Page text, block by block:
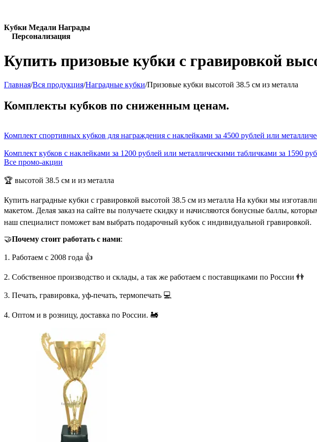
Кубки Медали Награды
Персонализация
Купить призовые кубки с гравировкой
Главная/Вся продукция/Наградные кубки/Призовые кубки высотой 38.5 см из металла
Комплекты кубков по сниженным ценам.
Комплект спортивных кубков для награждения с наклейками за 4500 рублей или
Комплект кубков с наклейками за 1200 рублей или металлическими табличками за 1590
Все промо-акции
🏆 высотой 38.5 см и из металла
Купить наградные кубки с гравировкой высотой 38.5 см из металла На кубки мы
макетом. Делая заказ на сайте вы получаете скидку и начисляются бонусные баллы,
наш специалист поможет вам выбрать подарочный кубок с индивидуальной гравировкой.
🤝Почему стоит работать с нами:
1. Работаем с 2008 года 👍
2. Собственное производство и склады, а так же работаем с поставщиками по России 👬
3. Печать, гравировка, уф-печать, термопечать 💻
4. Оптом и в розницу, доставка по России. 🚂